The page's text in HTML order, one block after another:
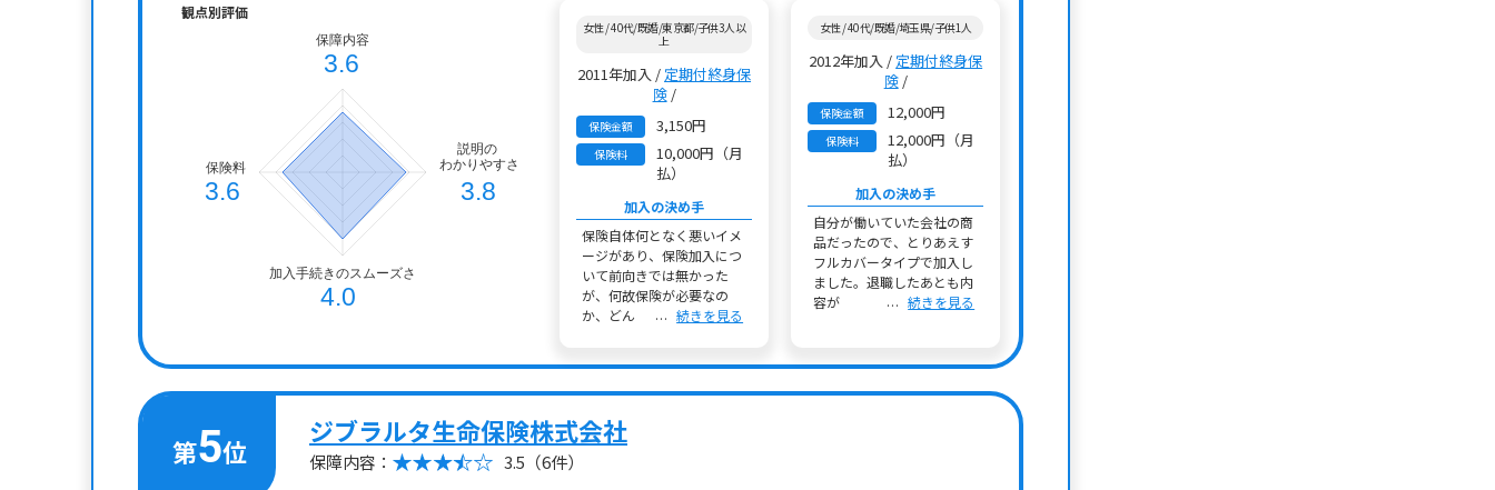
観点別評価
女性 / 40代/既婚/東京都/子供3人以
上
2011年加入 / 定期付終身保
険/
保険金額 3,150円
保険料
10,000円（月
払）
加入の決め手
保険自体何となく悪いイメ
ージがあり、保険加入につ
いて前向きでは無かった
が、何故保険が必要なの
か、どん
続きを見る
女性 / 40代/既婚/埼玉県/子供1人
2012年加入 / 定期付終身保
険/
保険金額 12,000円
保険料
12,000円（月
払）
加入の決め手
自分が働いていた会社の商
品だったので、とりあえす
フルカバータイプで加入し
ました。退職したあとも内
容が
続きを見る
第5位
ジブラルタ生命保険株式会社
保障内容： 3.5 （6件）